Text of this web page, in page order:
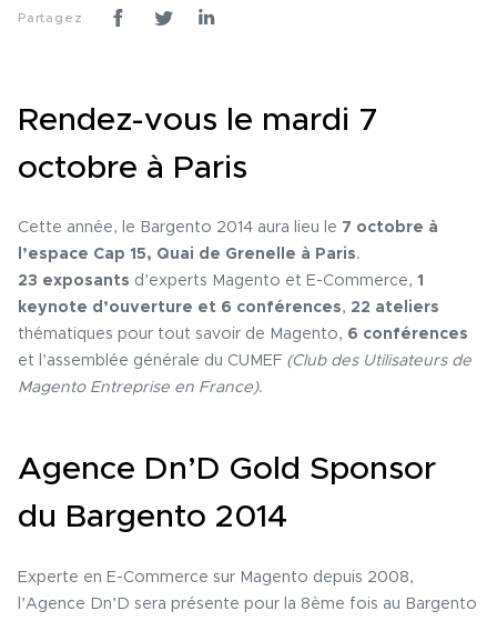
Partagez
Rendez-vous le mardi 7
octobre à Paris
Cette année, le Bargento 2014 aura lieu le 7 octobre à
l’espace Cap 15, Quai de Grenelle à Paris.
23 exposants d’experts Magento et E-Commerce, 1
keynote d’ouverture et 6 conférences, 22 ateliers
thématiques pour tout savoir de Magento, 6 conférences
et l’assemblée générale du CUMEF (Club des Utilisateurs de
Magento Entreprise en France).
Agence Dn’D Gold Sponsor
du Bargento 2014
Experte en E-Commerce sur Magento depuis 2008,
l’Agence Dn’D sera présente pour la 8ème fois au Bargento